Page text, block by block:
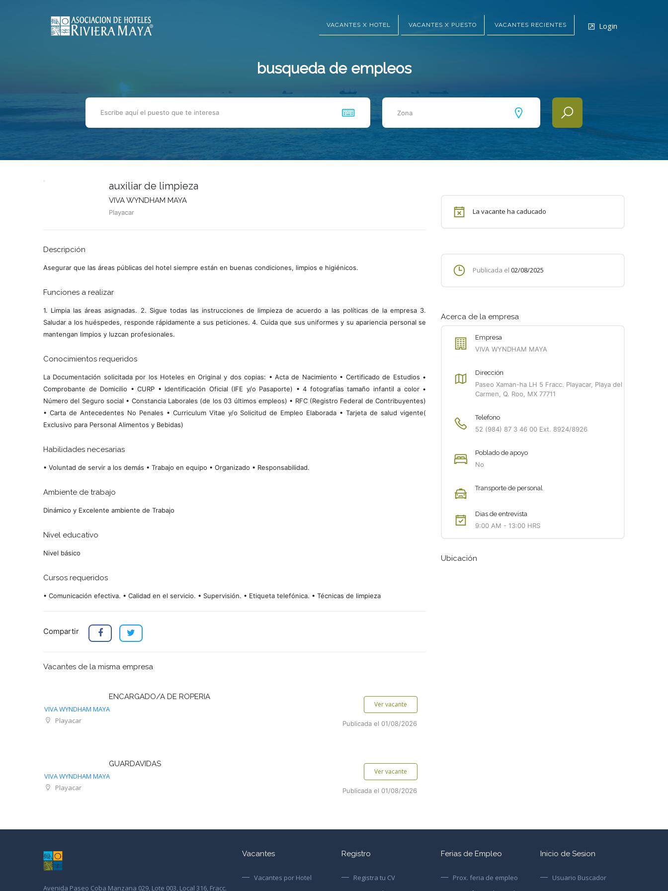
Login
VACANTES X HOTEL VACANTES X PUESTO VACANTES RECIENTES
busqueda de empleos
Zona
auxiliar de limpieza
VIVA WYNDHAM MAYA
Playacar
Descripción
Asegurar que las áreas públicas del hotel siempre están en buenas condiciones, limpios e higiénicos.
Funciones a realizar
1. Limpia las áreas asignadas. 2. Sigue todas las instrucciones de limpieza de acuerdo a las políticas de la empresa 3.
Saludar a los huéspedes, responde rápidamente a sus peticiones. 4. Cuida que sus uniformes y su apariencia personal se
mantengan limpios y luzcan profesionales.
Conocimientos requeridos
La Documentación solicitada por los Hoteles en Original y dos copias: • Acta de Nacimiento • Certificado de Estudios •
Comprobante de Domicilio • CURP • Identificación Oficial (IFE y/o Pasaporte) • 4 fotografías tamaño infantil a color •
Número del Seguro social • Constancia Laborales (de los 03 últimos empleos) • RFC (Registro Federal de Contribuyentes)
• Carta de Antecedentes No Penales • Curriculum Vitae y/o Solicitud de Empleo Elaborada • Tarjeta de salud vigente(
Exclusivo para Personal Alimentos y Bebidas)
Habilidades necesarias
• Voluntad de servir a los demás • Trabajo en equipo • Organizado • Responsabilidad.
Ambiente de trabajo
Dinámico y Excelente ambiente de Trabajo
Nivel educativo
Nivel básico
Cursos requeridos
• Comunicación efectiva. • Calidad en el servicio. • Supervisión. • Etiqueta telefónica. • Técnicas de limpieza
Compartir
Vacantes de la misma empresa
ENCARGADO/A DE ROPERIA
VIVA WYNDHAM MAYA
Playacar
Ver vacante
Publicada el 01/08/2026
GUARDAVIDAS
VIVA WYNDHAM MAYA
Playacar
Ver vacante
Publicada el 01/08/2026
La vacante ha caducado
Publicada el 02/08/2025
Acerca de la empresa
Empresa
VIVA WYNDHAM MAYA
Dirección
Paseo Xaman-ha LH 5 Fracc. Playacar, Playa del
Carmen, Q. Roo, MX 77711
Telefono
52 (984) 87 3 46 00 Ext. 8924/8926
Poblado de apoyo
No
Transporte de personal
Dias de entrevista
9:00 AM - 13:00 HRS
Ubicación
Avenida Paseo Coba Manzana 029, Lote 003, Local 316, Fracc.
Vacantes
Vacantes por Hotel
Registro
Registra tu CV
Ferias de Empleo
Prox. feria de empleo
Inicio de Sesion
Usuario Buscador